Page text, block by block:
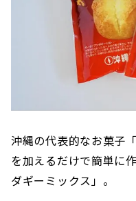
沖縄の代表的なお菓子
を加えるだけで簡単に
ダギーミックス」。